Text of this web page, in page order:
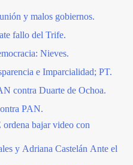
y malos gobiernos.
fallo del Trife.
Nieves.
e Imparcialidad; PT.
contra Duarte de Ochoa.
PAN.
bajar video con
y Adriana Castelán Ante el